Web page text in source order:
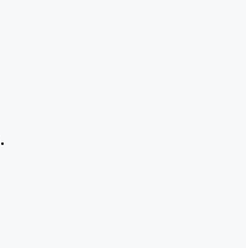
قبل تأكيد التحويل حتى تعرف بالضبط ما ستدفعه. تعني رسومنا المنخفضة المزيد من التوفير لك.